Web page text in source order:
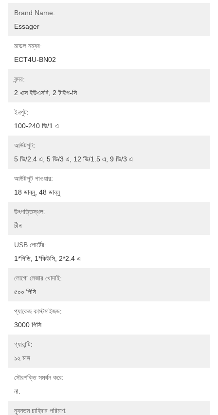
Brand Name:
Essager
মডেল নম্বর:
ECT4U-BN02
বন্দর:
2 এক্স ইউএসবি, 2 টাইপ-সি
ইনপুট:
100-240 ভি/1 এ
আউটপুট:
5 ভি/2.4 এ, 5 ভি/3 এ, 12 ভি/1.5 এ, 9 ভি/3 এ
আউটপুট পাওয়ার:
18 ডাব্লু, 48 ডাব্লু
উৎপত্তিস্থল:
চীন
USB পোর্টের:
1*পিডি, 1*কিউসি, 2*2.4 এ
লোগো লেজার খোদাই:
৫০০ পিসি
প্যাকেজ কাস্টমাইজড:
3000 পিসি
গ্যারান্টি:
১২ মাস
সৌরশক্তি সমর্থন করে:
না.
ন্যূনতম চাহিদার পরিমাণ: